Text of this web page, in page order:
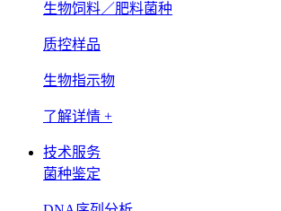
生物饲料／肥料菌种
质控样品
生物指示物
了解详情 +
技术服务
菌种鉴定